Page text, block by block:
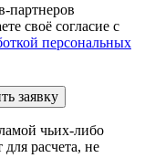
партнеров
своё согласие с
персональных
заявку
чьих-либо
расчета, не